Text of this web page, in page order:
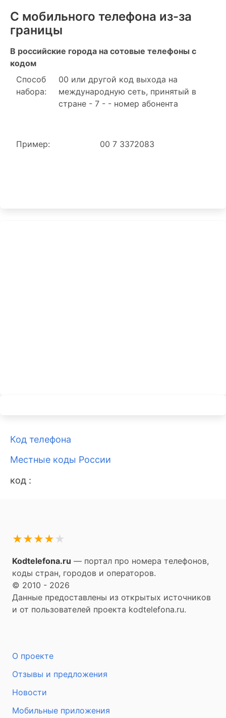
С мобильного телефона из-за
границы
В российские города на сотовые телефоны с
кодом
Способ
набора:
00 или другой код выхода на
международную сеть, принятый в
стране - 7 - - номер абонента
Пример: 00 7 3372083
Код телефона
Местные коды России
код :
★
★
★
★
★
Kodtelefona.ru — портал про номера телефонов,
коды стран, городов и операторов.
© 2010 - 2026
Данные предоставлены из открытых источников
и от пользователей проекта kodtelefona.ru.
О проекте
Отзывы и предложения
Новости
Мобильные приложения